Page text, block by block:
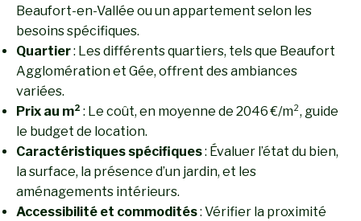
Beaufort-en-Vallée ou un appartement selon les
besoins spécifiques.
Quartier: Les différents quartiers, tels que Beaufort
Agglomération et Gée, offrent des ambiances
variées.
Prix au m² : Le coût, en moyenne de 2046 €/m², guide
le budget de location.
Caractéristiques spécifiques: Évaluer l’état du bien,
la surface, la présence d’un jardin, et les
aménagements intérieurs.
Accessibilité et commodités: Vérifier la proximité